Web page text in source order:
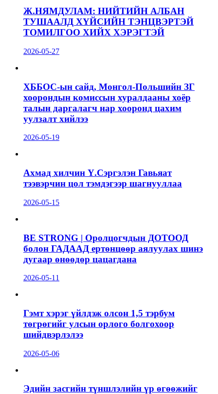
Ж.НЯМДУЛАМ: НИЙТИЙН АЛБАН
ТУШААЛД ХҮЙСИЙН ТЭНЦВЭРТЭЙ
ТОМИЛГОО ХИЙХ ХЭРЭГТЭЙ
2026-05-27
ХББОС-ын сайд, Монгол-Польшийн ЗГ
хоорондын комиссын хуралдааны хоёр
талын даргалагч нар хооронд цахим
уулзалт хийлээ
2026-05-19
Ахмад хилчин Ү.Сэргэлэн Гавьяат
тээвэрчин цол тэмдэгээр шагнууллаа
2026-05-15
BE STRONG | Оролцогчдын ДОТООД
болон ГАДААД ертөнцөөр аялуулах шинэ
дугаар өнөөдөр цацагдана
2026-05-11
Гэмт хэрэг үйлдэж олсон 1,5 тэрбум
төгрөгийг улсын орлого болгохоор
шийдвэрлэлээ
2026-05-06
Эдийн засгийн түншлэлийн үр өгөөжийг